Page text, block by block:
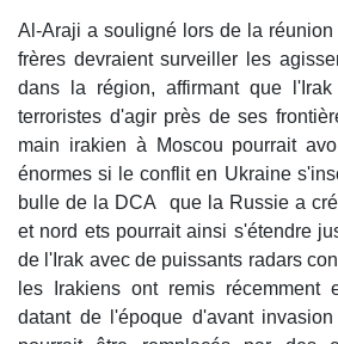
Al-Araji a souligné lors de la
frères devraient surveiller les
dans la région, affirmant que
terroristes d'agir près de ses
main irakien à Moscou pourrait
énormes si le conflit en Ukraine
bulle de la DCA que la Russie a
et nord ets pourrait ainsi s'étendre
de l'Irak avec de puissants radars
les Irakiens ont remis récemment
datant de l'époque d'avant